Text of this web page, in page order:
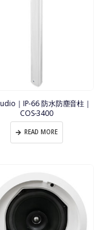
｜IP-66 防水防塵音柱｜
COS-3400
READ MORE